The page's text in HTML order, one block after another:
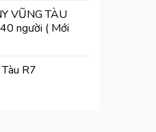
VŨNG TÀU
người ( Mới
R7